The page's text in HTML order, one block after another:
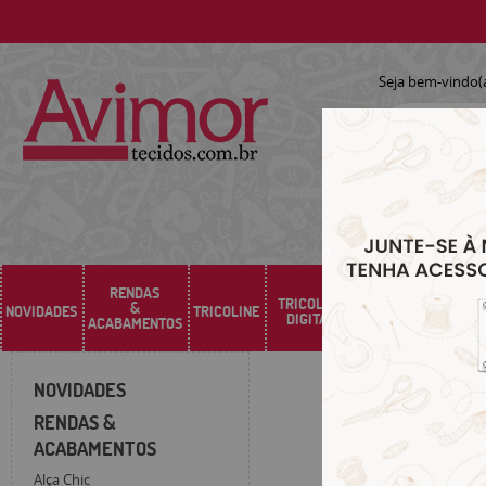
Seja bem-
NOVIDADES
RENDAS
&
ACABAMENTOS
TRICOLINE TRICOLINE
DIGITAL SARJA
NOVIDADES
RENDAS &
ACABAMENTOS
Alça Chic